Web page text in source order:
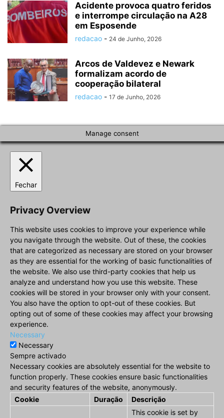
Acidente provoca quatro feridos
e interrompe circulação na A28
em Esposende
redacao - 24 de Junho, 2026
Arcos de Valdevez e Newark
formalizam acordo de
cooperação bilateral
redacao - 17 de Junho, 2026
Manage consent
Fechar
Privacy Overview
This website uses cookies to improve your experience while
you navigate through the website. Out of these, the cookies
that are categorized as necessary are stored on your browser
as they are essential for the working of basic functionalities of
the website. We also use third-party cookies that help us
analyze and understand how you use this website. These
cookies will be stored in your browser only with your consent.
You also have the option to opt-out of these cookies. But
opting out of some of these cookies may affect your browsing
experience.
Necessary
Necessary
Sempre activado
Necessary cookies are absolutely essential for the website to
function properly. These cookies ensure basic functionalities
and security features of the website, anonymously.
Cookie
Duração Descrição
This cookie is set by